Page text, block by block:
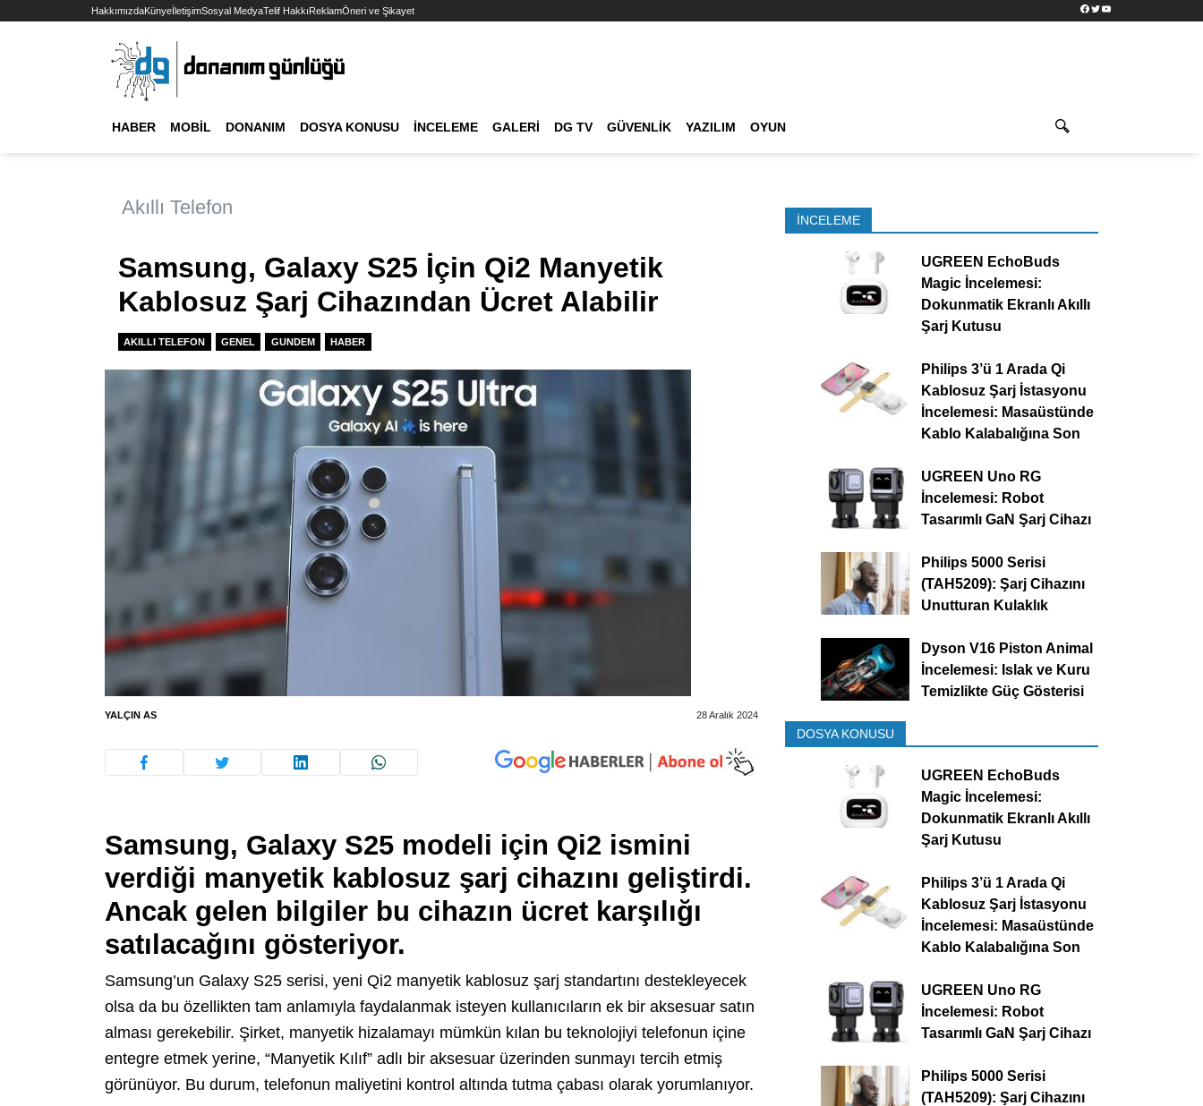
HakkımızdaKünyeİletişimSosyal MedyaTelif HakkıReklamÖneri ve Şikayet Facebook
TwitterYouTube
HABER MOBIL DONANIM DOSYA KONUSU İNCELEME GALERI DG TV GÜVENLIK YAZILIM OYUN
Akıllı Telefon
Samsung, Galaxy S25 İçin Qi2 Manyetik
Kablosuz Şarj Cihazından Ücret Alabilir
AKILLI TELEFON GENEL GUNDEM HABER
YALÇIN AS 28 Aralık 2024
Samsung, Galaxy S25 modeli için Qi2 ismini
verdiği manyetik kablosuz şarj cihazını geliştirdi.
Ancak gelen bilgiler bu cihazın ücret karşılığı
satılacağını gösteriyor.
Samsung’un Galaxy S25 serisi, yeni Qi2 manyetik kablosuz şarj standartını destekleyecek
olsa da bu özellikten tam anlamıyla faydalanmak isteyen kullanıcıların ek bir aksesuar satın
alması gerekebilir. Şirket, manyetik hizalamayı mümkün kılan bu teknolojiyi telefonun içine
entegre etmek yerine, “Manyetik Kılıf” adlı bir aksesuar üzerinden sunmayı tercih etmiş
görünüyor. Bu durum, telefonun maliyetini kontrol altında tutma çabası olarak yorumlanıyor.
İNCELEME
UGREEN EchoBuds
Magic İncelemesi:
Dokunmatik Ekranlı Akıllı
Şarj Kutusu
Philips 3’ü 1 Arada Qi
Kablosuz Şarj İstasyonu
İncelemesi: Masaüstünde
Kablo Kalabalığına Son
UGREEN Uno RG
İncelemesi: Robot
Tasarımlı GaN Şarj Cihazı
Philips 5000 Serisi
(TAH5209): Şarj Cihazını
Unutturan Kulaklık
Dyson V16 Piston Animal
İncelemesi: Islak ve Kuru
Temizlikte Güç Gösterisi
DOSYA KONUSU
UGREEN EchoBuds
Magic İncelemesi:
Dokunmatik Ekranlı Akıllı
Şarj Kutusu
Philips 3’ü 1 Arada Qi
Kablosuz Şarj İstasyonu
İncelemesi: Masaüstünde
Kablo Kalabalığına Son
UGREEN Uno RG
İncelemesi: Robot
Tasarımlı GaN Şarj Cihazı
Philips 5000 Serisi
(TAH5209): Şarj Cihazını